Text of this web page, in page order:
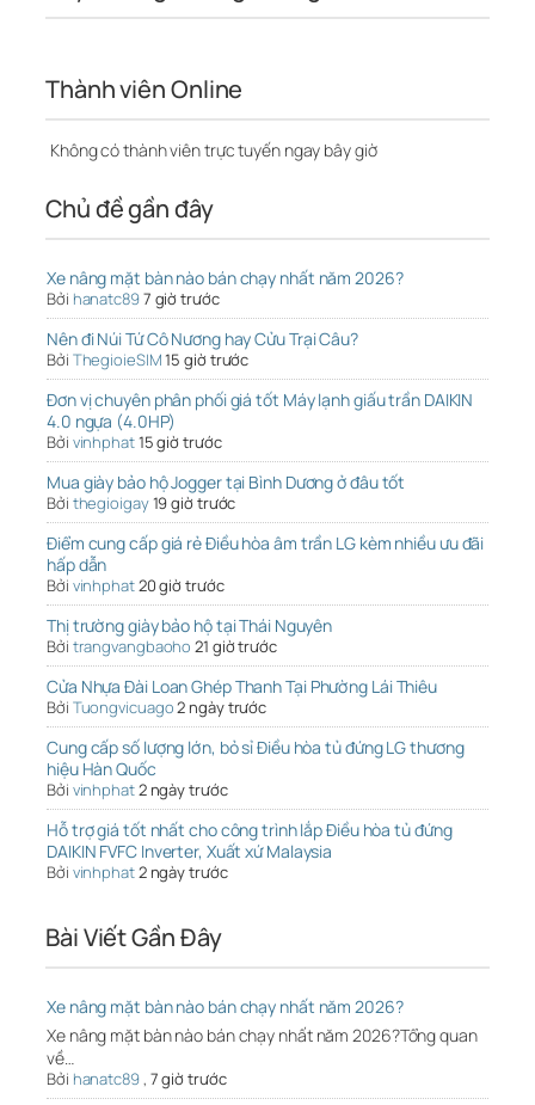
Thành viên Online
Không có thành viên trực tuyến ngay bây giờ
Chủ đề gần đây
Xe nâng mặt bàn nào bán chạy nhất năm 2026?
Bởi hanatc897 giờ trước
Nên đi Núi Tứ Cô Nương hay Cửu Trại Câu?
Bởi ThegioieSIM15 giờ trước
Đơn vị chuyên phân phối giá tốt Máy lạnh giấu trần DAIKIN
4.0 ngựa (4.0HP)
Bởi vinhphat15 giờ trước
Mua giày bảo hộ Jogger tại Bình Dương ở đâu tốt
Bởi thegioigay19 giờ trước
Điểm cung cấp giá rẻ Điều hòa âm trần LG kèm nhiều ưu đãi
hấp dẫn
Bởi vinhphat20 giờ trước
Thị trường giày bảo hộ tại Thái Nguyên
Bởi trangvangbaoho 21 giờ trước
Cửa Nhựa Đài Loan Ghép Thanh Tại Phường Lái Thiêu
Bởi Tuongvicuago2 ngày trước
Cung cấp số lượng lớn, bỏ sỉ Điều hòa tủ đứng LG thương
hiệu Hàn Quốc
Bởi vinhphat2 ngày trước
Hỗ trợ giá tốt nhất cho công trình lắp Điều hòa tủ đứng
DAIKIN FVFC Inverter, Xuất xứ Malaysia
Bởi vinhphat2 ngày trước
Bài Viết Gần Đây
Xe nâng mặt bàn nào bán chạy nhất năm 2026?
Xe nâng mặt bàn nào bán chạy nhất năm 2026?Tổng quan
về…
Bởi hanatc89, 7 giờ trước